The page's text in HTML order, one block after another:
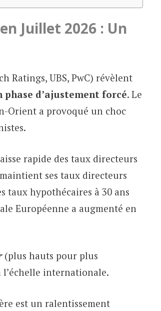
Juillet 2026 : Un
Ratings, UBS, PwC) révèlent
d’ajustement forcé. Le
Orient a provoqué un choc
rapide des taux directeurs
ses taux directeurs
taux hypothécaires à 30 ans
Européenne a augmenté en
(plus hauts pour plus
internationale.
est un ralentissement